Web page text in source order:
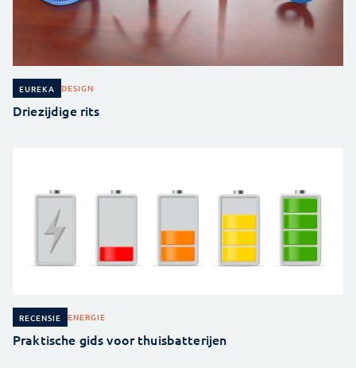
EUREKA DESIGN
Driezijdige rits
RECENSIE ENERGIE
Praktische gids voor thuisbatterijen